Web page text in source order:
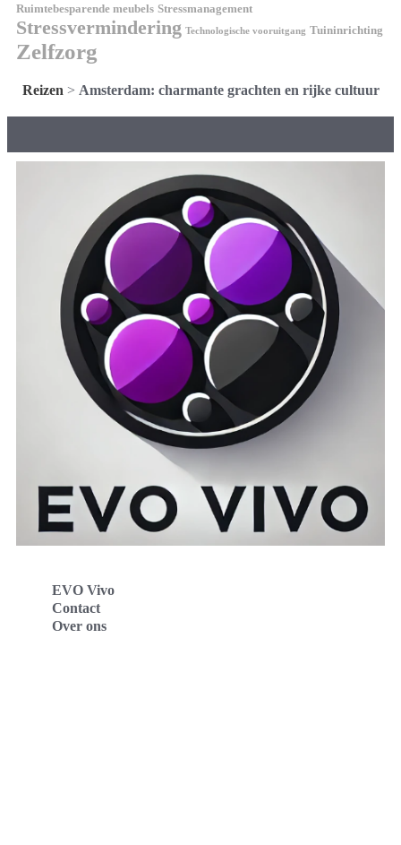
Ruimtebesparende meubels Stressmanagement
Stressvermindering Technologische vooruitgang Tuininrichting
Zelfzorg
Reizen > Amsterdam: charmante grachten en rijke cultuur
EVO Vivo
Contact
Over ons